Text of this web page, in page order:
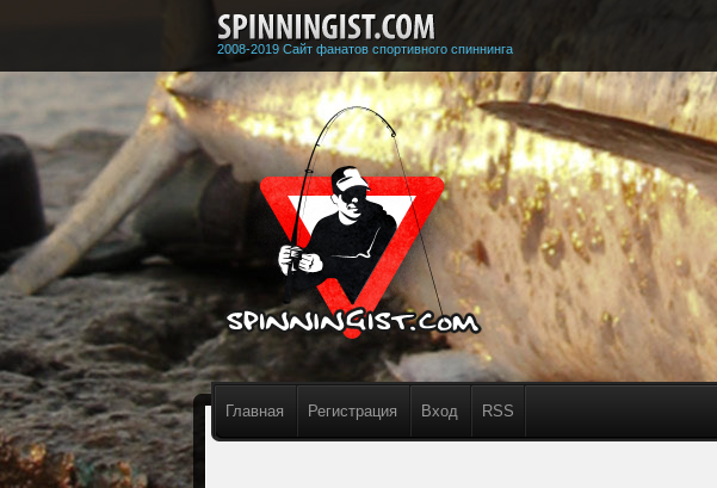
2008-2019 Сайт фанатов спортивного спиннинга
Главная Регистрация Вход RSS